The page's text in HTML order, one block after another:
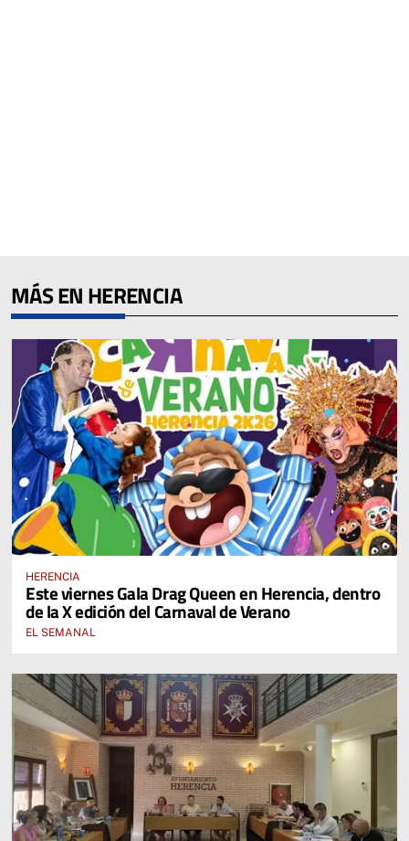
MÁS EN HERENCIA
HERENCIA
Este viernes Gala Drag Queen en Herencia, dentro
de la X edición del Carnaval de Verano
EL SEMANAL